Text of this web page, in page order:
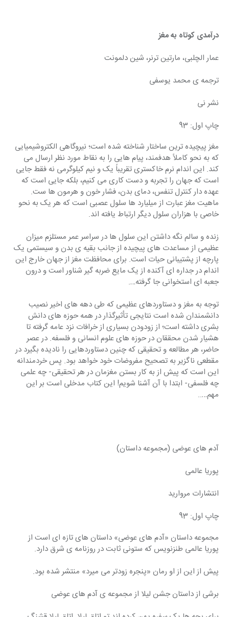
درآمدی کوتاه به مغز
عمار الچلبی، مارتین ترنر، شین دلمونت
ترجمه ی محمد یوسفی
نشر نی
چاپ اول: 93
مغز پیچیده ترین ساختار شناخته شده است؛ نیروگاهی الکتروشیمیایی
که به نحو کاملاً هدفمند، پیام هایی را به نقاط مورد نظر ارسال می
کند. این اندام نرم خاکستری تقریباً یک و نیم کیلوگرمی نه فقط جایی
است که جهان را تجربه و دست کاری می کنیم، بلکه جایی است که
عهده دار کنترل تنفس، دمای بدن، فشار خون و هرمون ها ست.
ماهیت مغز عبارت از میلیارد ها سلول عصبی است که هر یک به نحو
خاصی با هزاران سلول دیگر ارتباط یافته اند.
زنده و سالم نگه داشتن این سلول ها در سراسر عمر مستلزم میزان
عظیمی از مساعدت های پیچیده از جانب بقیه ی بدن و سیستمی یک
پارچه از پشتیبانی حیات است. برای محافظت مغز از جهان خارج این
اندام در جداره ای آکنده از یک مایع ضربه گیر شناور است و درون
جعبه ای استخوانی جا گرفته….
توجه به مغز و دستاوردهای عظیمی که طی دهه های اخیر نصیب
دانشمندان شده است نتایجی تأثیرگذار در همه حوزه های دانش
بشری داشته است؛ از زودودن بسیاری از خرافات نزد عامه گرفته تا
هشیار شدن محققان در حوزه های علوم انسانی و فلسفه. در عصر
حاضر، هر مطالعه و تحقیقی که چنین دستاوردهایی را نادیده بگیرد در
مقطعی ناگزیر به تصحیح مفروضات خود خواهد بود. پس خردمندانه
این است که پیش از به کار بستن مغزمان در هر تحقیقی- چه علمی
چه فلسفی- ابتدا با آن آشنا شویم! این کتاب مدخلی است بر این
مهم…..
آدم های عوضی (مجموعه داستان)
پوریا عالمی
انتشارات مروارید
چاپ اول: 93
مجموعه داستان «آدم های عوضی» داستان های تازه ای است از
پوریا عالمی طنزنویس که ستونی ثابت در روزنامه ی شرق دارد.
پیش از این از او رمان «پنجره زودتر می میرد» منتشر شده بود.
برشی از داستان جشن لیلا از مجموعه ی آدم های عوضی